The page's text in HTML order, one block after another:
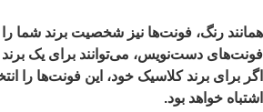
رنگ، فونت‌ها نیز شخصیت برند شما را
دست‌نویس، می‌توانند برای یک
برای برند کلاسیک خود، این فونت‌ها را
خواهد بود.